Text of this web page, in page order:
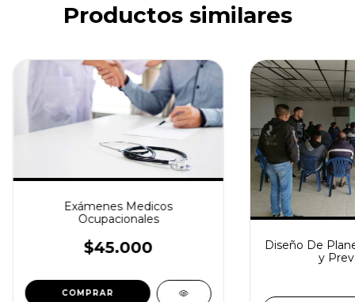
Productos similares
Exámenes Medicos
Ocupacionales
$45.000
Diseño De
y